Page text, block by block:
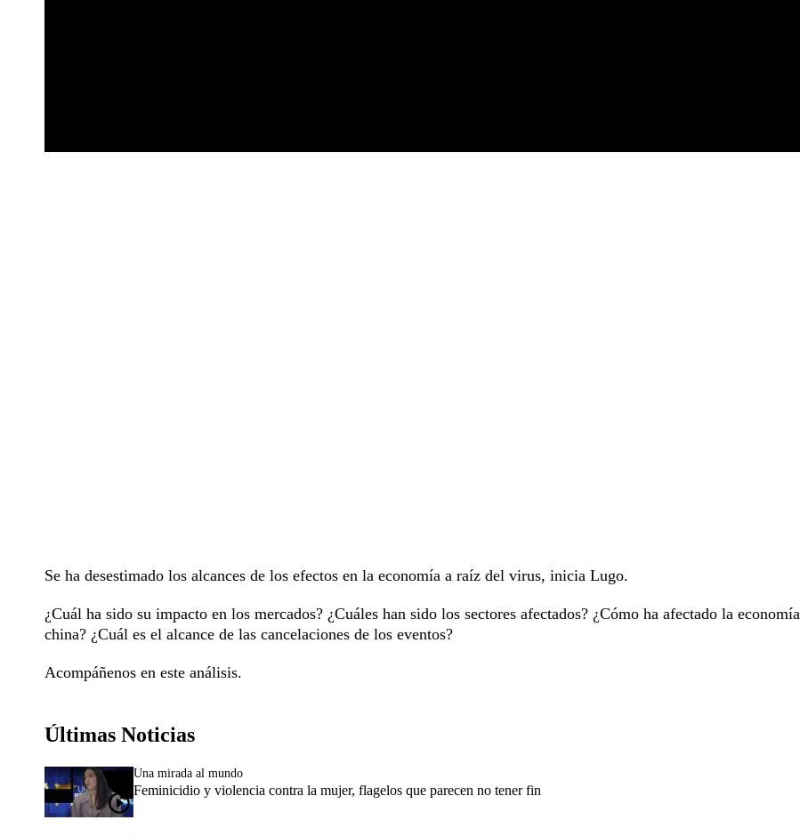
Se ha desestimado los alcances de los efectos en la economía a raíz del virus, inicia Lugo.
¿Cuál ha sido su impacto en los mercados? ¿Cuáles han sido los sectores afectados? ¿Cómo ha afectado la economía
china? ¿Cuál es el alcance de las cancelaciones de los eventos?
Acompáñenos en este análisis.
Últimas Noticias
Una mirada al mundo
Feminicidio y violencia contra la mujer, flagelos que parecen no tener fin